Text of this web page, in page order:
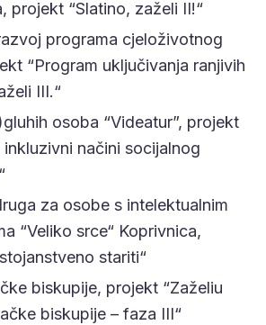
projekt “Slatino, zaželi II!“
programa cjeloživotnog
“Program uključivanja ranjivih
III.“
osoba “Videatur”, projekt
inkluzivni načini socijalnog
za osobe s intelektualnim
“Veliko srce“ Koprivnica,
stariti“
biskupije, projekt “Zaželiu
biskupije – faza III“